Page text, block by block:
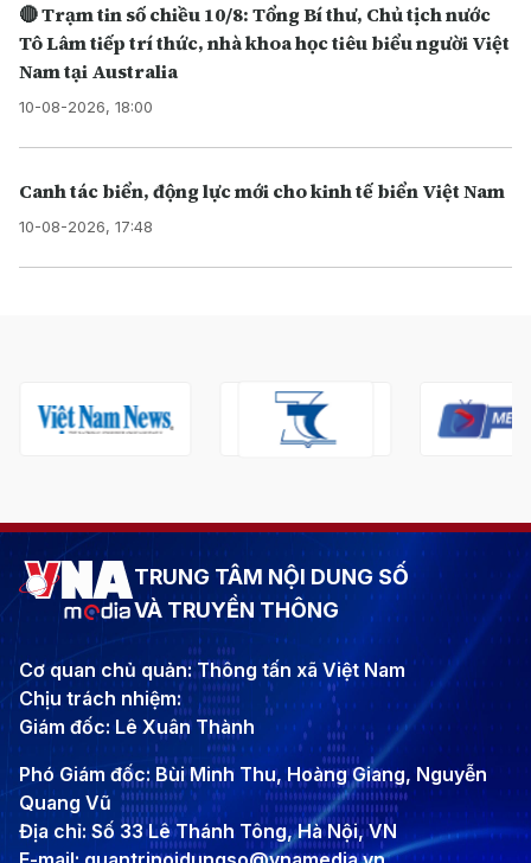
🔴 Trạm tin số chiều 10/8: Tổng Bí thư, Chủ tịch nước
Tô Lâm tiếp trí thức, nhà khoa học tiêu biểu người Việt
Nam tại Australia
10-08-2026, 18:00
Canh tác biển, động lực mới cho kinh tế biển Việt Nam
10-08-2026, 17:48
TRUNG TÂM NỘI DUNG SỐ
VÀ TRUYỀN THÔNG
Cơ quan chủ quản: Thông tấn xã Việt Nam
Chịu trách nhiệm:
Giám đốc: Lê Xuân Thành
Phó Giám đốc: Bùi Minh Thu, Hoàng Giang, Nguyễn
Quang Vũ
Địa chỉ: Số 33 Lê Thánh Tông, Hà Nội, VN